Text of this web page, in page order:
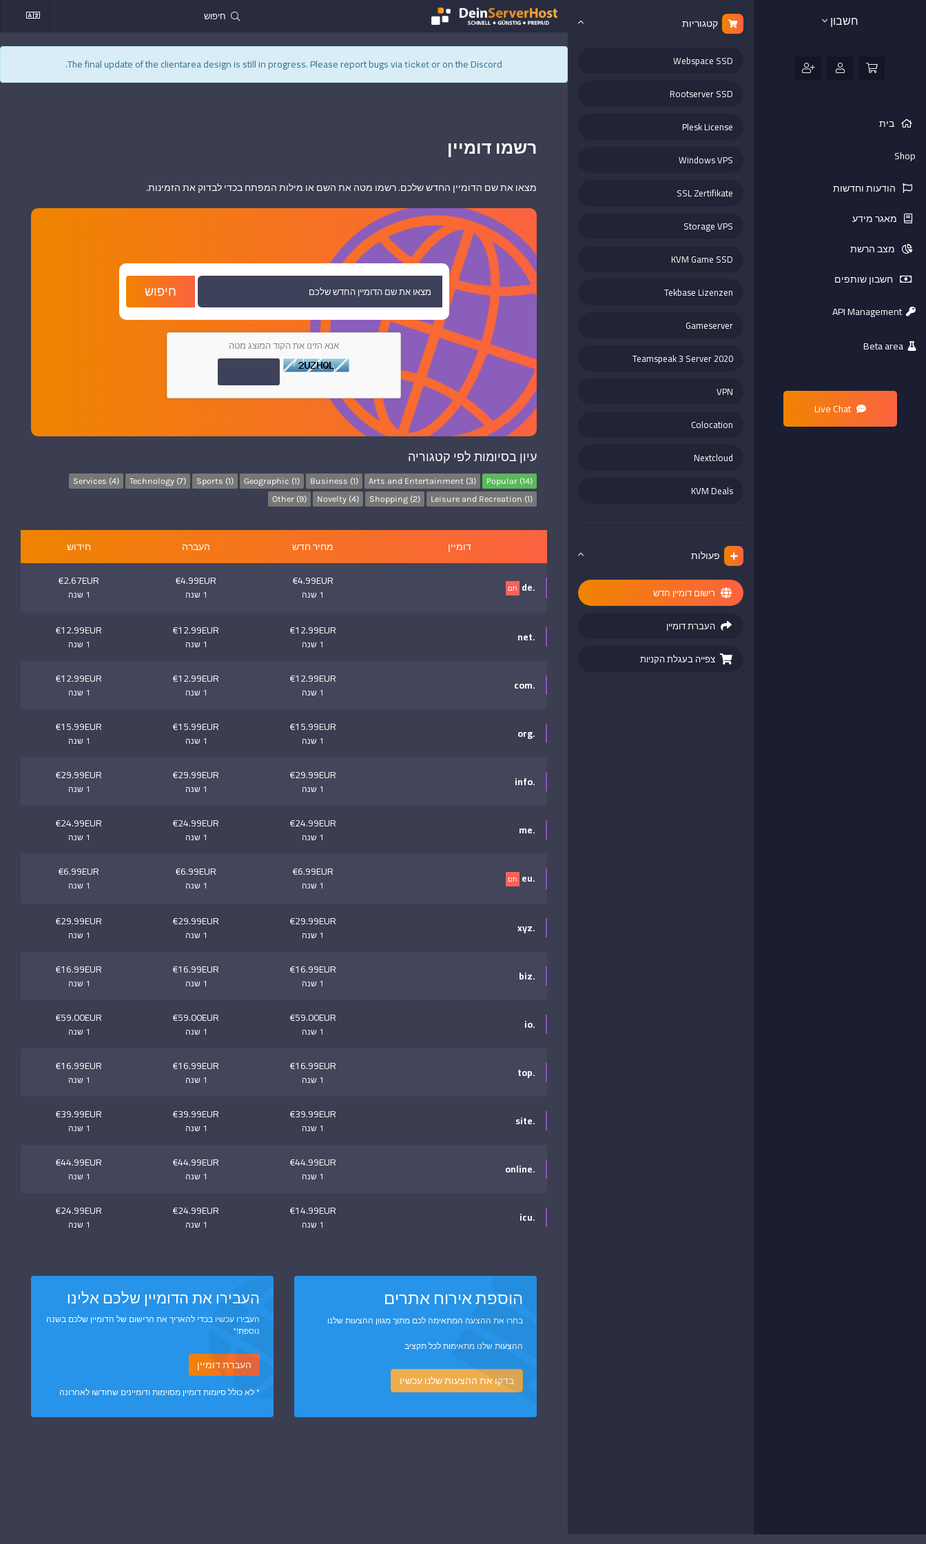
חשבון
בית
Shop
הודעות וחדשות
מאגר מידע
מצב הרשת
חשבון שותפים
API Management
Live Chat
קטגוריות
Webspace SSD
Rootserver SSD
Plesk License
Windows VPS
SSL Zertifikate
Storage VPS
KVM Game SSD
Tekbase Lizenzen
Gameserver
Teamspeak 3 Server 2020
VPN
Colocation
Nextcloud
KVM Deals
פעולות
רישום דומיין חדש
העברת דומיין
צפייה בעגלת הקניות
The final update of the clientarea design is still in progress. Please report bugs viaticket or on the Discord.
רשמו דומיין
מצאו את שם הדומיין החדש שלכם. רשמו מטה את השם או מילות המפתח בכדי לבדוק את הזמינות.
חיפוש
אנא הזינו את הקוד המוצג מטה
עיון בסיומות לפי קטגוריה
Popular (14)
Arts and Entertainment (3)
Business (1)
Geographic (1)
Sports (1)
Technology (7)
Services (4)
Leisure and Recreation (1)
Shopping (2)
Novelty (4)
Other (9)
דומיין מחיר חדש העברה חידוש
.de חם €4.99EUR
1 שנה
€4.99EUR
1 שנה
€2.67EUR
1 שנה
.net
€12.99EUR
1 שנה
€12.99EUR
1 שנה
€12.99EUR
1 שנה
.com
€12.99EUR
1 שנה
€12.99EUR
1 שנה
€12.99EUR
1 שנה
.org
€15.99EUR
1 שנה
€15.99EUR
1 שנה
€15.99EUR
1 שנה
.info
€29.99EUR
1 שנה
€29.99EUR
1 שנה
€29.99EUR
1 שנה
.me
€24.99EUR
1 שנה
€24.99EUR
1 שנה
€24.99EUR
1 שנה
.eu חם €6.99EUR
1 שנה
€6.99EUR
1 שנה
€6.99EUR
1 שנה
.xyz
€29.99EUR
1 שנה
€29.99EUR
1 שנה
€29.99EUR
1 שנה
.biz
€16.99EUR
1 שנה
€16.99EUR
1 שנה
€16.99EUR
1 שנה
.io
€59.00EUR
1 שנה
€59.00EUR
1 שנה
€59.00EUR
1 שנה
.top
€16.99EUR
1 שנה
€16.99EUR
1 שנה
€16.99EUR
1 שנה
.site
€39.99EUR
1 שנה
€39.99EUR
1 שנה
€39.99EUR
1 שנה
.online
€44.99EUR
1 שנה
€44.99EUR
1 שנה
€44.99EUR
1 שנה
.icu
€14.99EUR
1 שנה
€24.99EUR
1 שנה
€24.99EUR
1 שנה
הוספת אירוח אתרים
בחרו את ההצעה המתאימה לכם מתוך מגוון ההצעות שלנו
ההצעות שלנו מתאימות לכל תקציב
בדקו את ההצעות שלנו עכשיו
העבירו את הדומיין שלכם אלינו
העבירו עכשיו בכדי להאריך את הרישום של הדומיין שלכם בשנה
נוספת!*
העברת דומיין
* לא כולל סיומות דומיין מסוימות ודומיינים שחודשו לאחרונה